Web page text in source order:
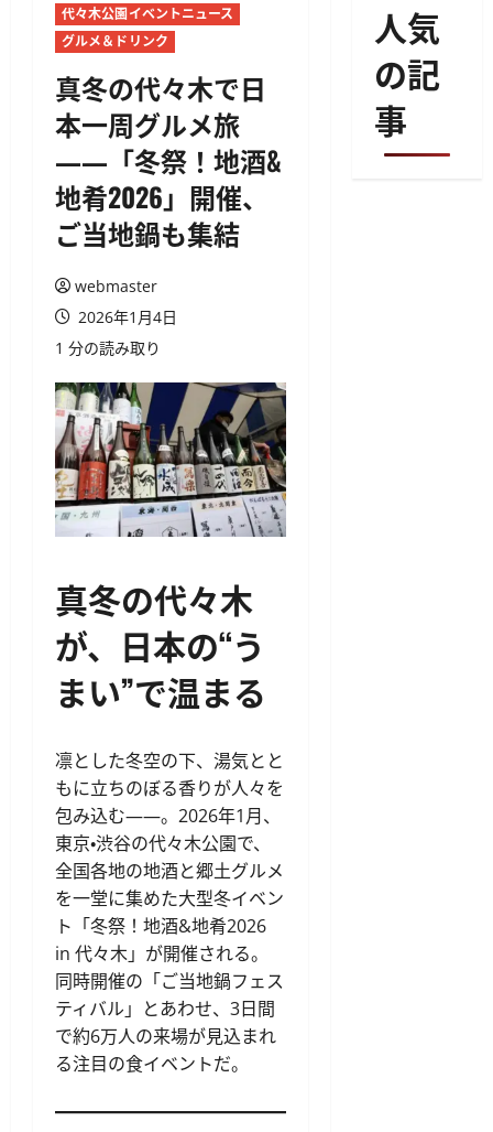
代々木公園イベントニュース
グルメ＆ドリンク
真冬の代々木で日
本一周グルメ旅
――「冬祭！地酒&
地肴2026」開催、
ご当地鍋も集結
webmaster
2026年1月4日
1 分の読み取り
真冬の代々木
が、日本の“う
まい”で温まる
凛とした冬空の下、湯気とと
もに立ちのぼる香りが人々を
包み込む――。2026年1月、
東京・渋谷の代々木公園で、
全国各地の地酒と郷土グルメ
を一堂に集めた大型冬イベン
ト「冬祭！地酒&地肴2026
in 代々木」が開催される。
同時開催の「ご当地鍋フェス
ティバル」とあわせ、3日間
で約6万人の来場が見込まれ
る注目の食イベントだ。
人気
の記
事